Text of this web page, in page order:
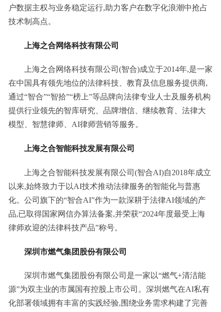
户数据主权与业务稳定运行,助力客户在数字化浪潮中抢占
技术制高点。
上海之合网络科技有限公司
上海之合网络科技有限公司(智合)成立于2014年,是一家
在中国具有领先地位的法律科技、教育及信息服务提供商,
通过“智合”“智拾”“榜上”等品牌向法律专业人士及服务机构
提供行业领先的智库研究、品牌增信、继续教育、法律大
模型、智慧律师、AI律师营销等服务。
上海之合智能科技发展有限公司
上海之合智能科技发展有限公司(智合AI)自2018年成立
以来,始终致力于以AI技术推动法律服务的智能化与普惠
化。公司旗下的“智合AI”作为一款深耕于法律AI领域的产
品,已取得国家网信办算法备案,并荣获“2024年度最受上海
律师欢迎的法律科技产品”称号。
深圳市燃气集团股份有限公司
深圳市燃气集团股份有限公司是一家以“燃气+清洁能
源”为双主业的市属国有控股上市公司。深圳燃气在AI私有
化部署领域拥有丰富的实践经验,围绕业务需求构建了完善